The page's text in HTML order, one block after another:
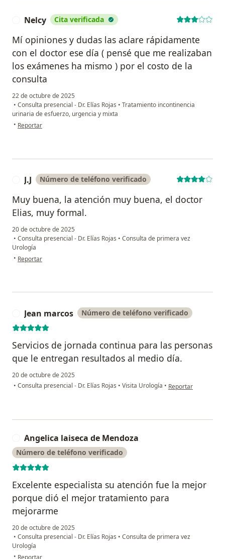
Nelcy Cita verificada
Mí opiniones y dudas las aclare rápidamente
con el doctor ese día ( pensé que me realizaban
los exámenes ha mismo ) por el costo de la
consulta
22 de octubre de 2025
• Consulta presencial - Dr. Elías Rojas • Tratamiento incontinencia
urinaria de esfuerzo, urgencia y mixta
• en opinión del usuario Nelcy
Reportar
J.J Número de teléfono verificado
Muy buena, la atención muy buena, el doctor
Elias, muy formal.
20 de octubre de 2025
• Consulta presencial - Dr. Elías Rojas • Consulta de primera vez
Urología
• en opinión del usuario J.J
Reportar
Jean marcos Número de teléfono verificado
Servicios de jornada continua para las personas
que le entregan resultados al medio día.
20 de octubre de 2025
• Consulta presencial - Dr. Elías Rojas • Visita Urología • en opinión del
Reportar
Angelica laiseca de Mendoza
Número de teléfono verificado
Excelente especialista su atención fue la mejor
porque dió el mejor tratamiento para
mejorarme
20 de octubre de 2025
• Consulta presencial - Dr. Elías Rojas • Consulta de primera vez
Urología
• en opinión del usuario Angelica laiseca de Mendoza
Reportar